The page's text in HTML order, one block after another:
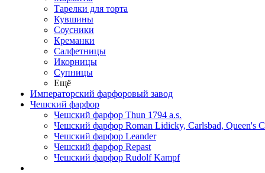
Тарелки для торта
Кувшины
Соусники
Креманки
Салфетницы
Икорницы
Супницы
Ещё
Императорский фарфоровый завод
Чешский фарфор
Чешский фарфор Thun 1794 a.s.
Чешский фарфор Roman Lidicky, Carlsbad, Queen's
Чешский фарфор Leander
Чешский фарфор Repast
Чешский фарфор Rudolf Kampf